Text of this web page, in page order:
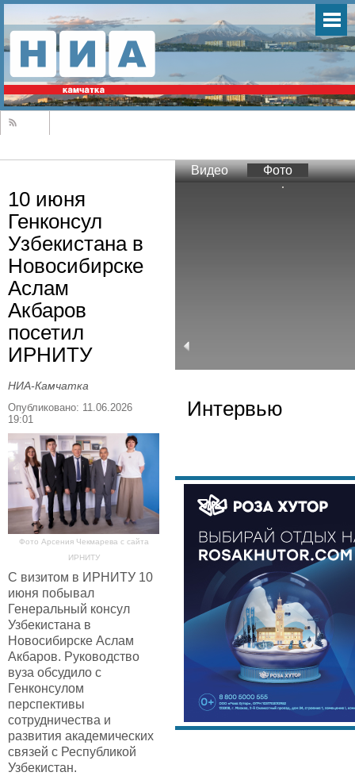
10 июня
Генконсул
Узбекистана в
Новосибирске
Аслам
Акбаров
посетил
ИРНИТУ
НИА-Камчатка
Опубликовано: 11.06.2026
19:01
Фото Арсения Чекмарева с сайта
ИРНИТУ
С визитом в ИРНИТУ 10
июня побывал
Генеральный консул
Узбекистана в
Новосибирске Аслам
Акбаров. Руководство
вуза обсудило с
Генконсулом
перспективы
сотрудничества и
развития академических
связей с Республикой
Узбекистан.
Видео Фото
Интервью